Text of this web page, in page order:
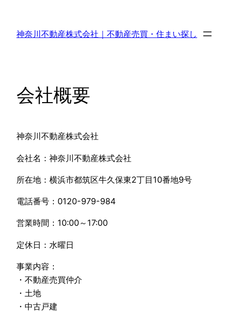
content
神奈川不動産株式会社｜不動産売買・住まい探し
会社概要
神奈川不動産株式会社
会社名：神奈川不動産株式会社
所在地：横浜市都筑区牛久保東2丁目10番地9号
電話番号：0120-979-984
営業時間：10:00～17:00
定休日：水曜日
事業内容：
・不動産売買仲介
・土地
・中古戸建